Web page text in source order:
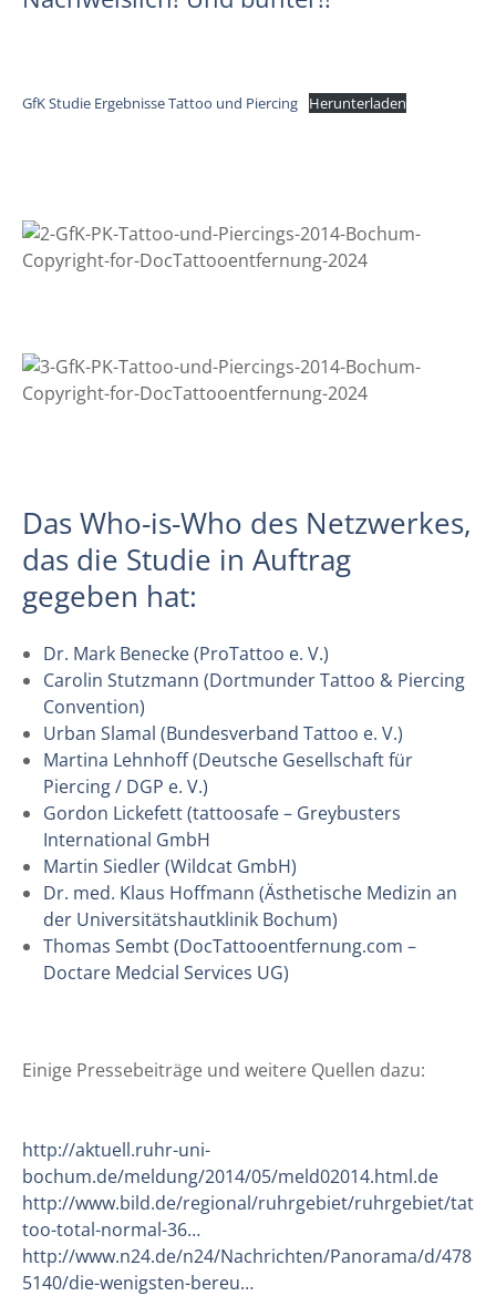
GfK Studie Ergebnisse Tattoo und Piercing Herunterladen
Das Who-is-Who des Netzwerkes,
das die Studie in Auftrag
gegeben hat:
Dr. Mark Benecke (ProTattoo e. V.)
Carolin Stutzmann (Dortmunder Tattoo & Piercing
Convention)
Urban Slamal (Bundesverband Tattoo e. V.)
Martina Lehnhoff (Deutsche Gesellschaft für
Piercing / DGP e. V.)
Gordon Lickefett (tattoosafe – Greybusters
International GmbH
Martin Siedler (Wildcat GmbH)
Dr. med. Klaus Hoffmann (Ästhetische Medizin an
der Universitätshautklinik Bochum)
Thomas Sembt (DocTattooentfernung.com –
Doctare Medcial Services UG)
Einige Pressebeiträge und weitere Quellen dazu:
http://aktuell.ruhr-uni-
bochum.de/meldung/2014/05/meld02014.html.de
http://www.bild.de/regional/ruhrgebiet/ruhrgebiet/tat
too-total-normal-36…
http://www.n24.de/n24/Nachrichten/Panorama/d/478
5140/die-wenigsten-bereu…